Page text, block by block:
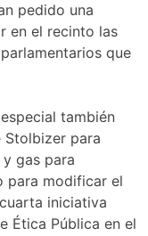
pedido una
en el recinto las
que
también
Stolbizer para
gas para
para modificar el
iniciativa
Ética Pública en el